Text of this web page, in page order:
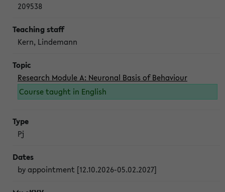
209538
Kern, Lindemann
Research Module A: Neuronal Basis of Behaviour
Course taught in English
Pj
by appointment [12.10.2026-05.02.2027]